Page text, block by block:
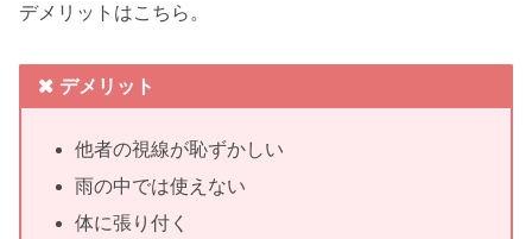
デメリットはこちら。
デメリット
他者の視線が恥ずかしい
雨の中では使えない
体に張り付く